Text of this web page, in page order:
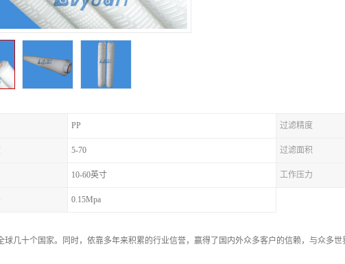
PP 过滤精度
5-70 过滤面积
10-60英寸 工作压力
0.15Mpa
球几十个国家。同时，依靠多年来积累的行业信誉，赢得了国内外众多客户的信赖，与众多